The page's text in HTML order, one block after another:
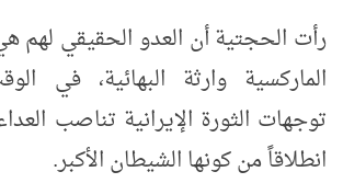
رأت الحجتية أن العدو الحقيقي لهم
الماركسية وارثة البهائية، في
توجهات الثورة الإيرانية تناصب
انطلاقاً من كونها الشيطان الأكبر.